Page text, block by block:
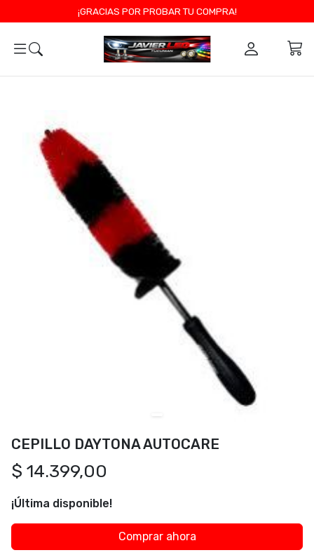
¡GRACIAS POR PROBAR TU COMPRA!
CEPILLO DAYTONA AUTOCARE
$ 14.399,00
¡Última disponible!
Comprar ahora